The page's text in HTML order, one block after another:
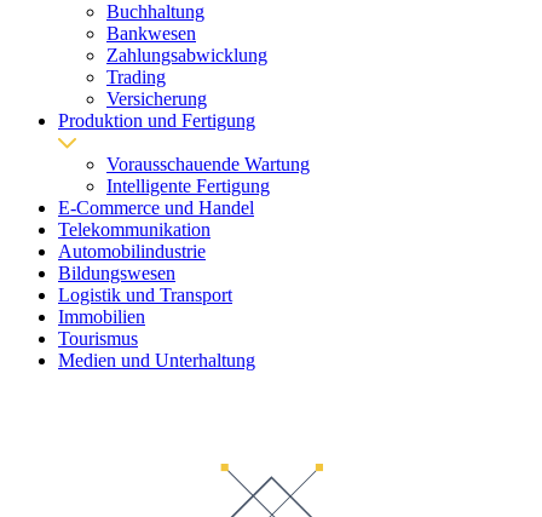
Buchhaltung
Bankwesen
Zahlungsabwicklung
Trading
Versicherung
Produktion und Fertigung
Vorausschauende Wartung
Intelligente Fertigung
E-Commerce und Handel
Telekommunikation
Automobilindustrie
Bildungswesen
Logistik und Transport
Immobilien
Tourismus
Medien und Unterhaltung